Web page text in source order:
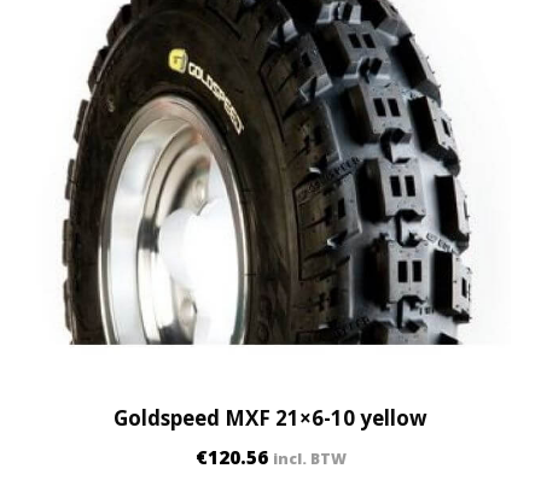
Goldspeed MXF 21×6-10 yellow
€120.56 incl. BTW